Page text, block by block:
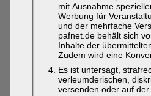
mit Ausnahme
Werbung für
und der mehrfache
pafnet.de behält sich
Inhalte der
Zudem wird eine
Es ist untersagt,
verleumderischen,
versenden oder auf